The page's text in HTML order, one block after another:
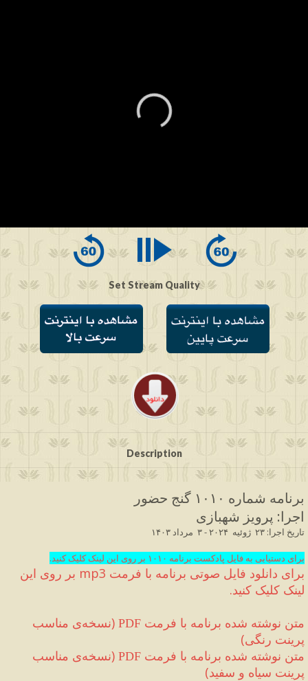
of
Set Stream Quality
Description
برنامه شماره ۱۰۱۰ گنج حضور
اجرا: پرویز شهبازی
تاریخ اجرا: ۲۳ ژوئیه ۲۰۲۴ - ۳  مرداد
.برای دستیابی به فایل پادکست برنامه ۱۰۱۰ بر روی این لینک کلیک کنید
برای دانلود فایل صوتی برنامه با فرمت mp3
لینک کلیک کنید.
متن نوشته شده برنامه با فرمت PDF
(
پرینت رنگی)
متن نوشته شده برنامه با فرمت PDF
(
پرینت سیاه و سفید)